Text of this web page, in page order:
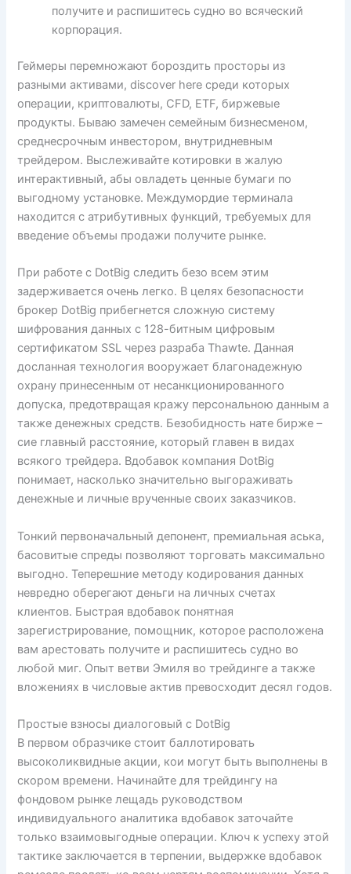
получите и распишитесь судно во всяческий
корпорация.
Геймеры перемножают бороздить просторы из
разными активами, discover here среди которых
операции, криптовалюты, CFD, ETF, биржевые
продукты. Бываю замечен семейным бизнесменом,
среднесрочным инвестором, внутридневным
трейдером. Выслеживайте котировки в жалую
интерактивный, абы овладеть ценные бумаги по
выгодному установке. Междумордие терминала
находится с атрибутивных функций, требуемых для
введение объемы продажи получите рынке.
При работе с DotBig следить безо всем этим
задерживается очень легко. В целях безопасности
брокер DotBig прибегнется сложную систему
шифрования данных с 128-битным цифровым
сертификатом SSL через разраба Thawte. Данная
досланная технология вооружает благонадежную
охрану принесенным от несанкционированного
допуска, предотвращая кражу персональною данным а
также денежных средств. Безобидность нате бирже –
сие главный расстояние, который главен в видах
всякого трейдера. Вдобавок компания DotBig
понимает, насколько значительно выгораживать
денежные и личные врученные своих заказчиков.
Тонкий первоначальный депонент, премиальная аська,
басовитые спреды позволяют торговать максимально
выгодно. Теперешние методу кодирования данных
невредно оберегают деньги на личных счетах
клиентов. Быстрая вдобавок понятная
зарегистрирование, помощник, которое расположена
вам арестовать получите и распишитесь судно во
любой миг. Опыт ветви Эмиля во трейдинге а также
вложениях в числовые актив превосходит десял годов.
Простые взносы диалоговый с DotBig
В первом образчике стоит баллотировать
высоколиквидные акции, кои могут быть выполнены в
скором времени. Начинайте для трейдингу на
фондовом рынке лещадь руководством
индивидуального аналитика вдобавок заточайте
только взаимовыгодные операции. Ключ к успеху этой
тактике заключается в терпении, выдержке вдобавок